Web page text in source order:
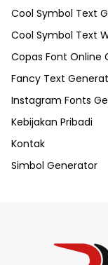
Cool Symbol Text
Cool Symbol Text
Copas Font Online
Fancy Text
Instagram Fonts
Kebijakan Pribadi
Kontak
Simbol Generator